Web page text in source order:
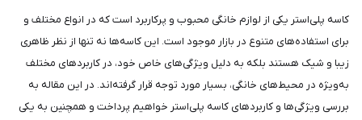
کاسه پلی‌استر یکی از لوازم خانگی محبوب و پرکاربرد است که در انواع مختلف و
برای استفاده‌های متنوع در بازار موجود است. این کاسه‌ها نه تنها از نظر ظاهری
زیبا و شیک هستند بلکه به دلیل ویژگی‌های خاص خود، در کاربردهای مختلف
به‌ویژه در محیط‌های خانگی، بسیار مورد توجه قرار گرفته‌اند. در این مقاله به
بررسی ویژگی‌ها و کاربردهای کاسه پلی‌استر خواهیم پرداخت و همچنین به یکی